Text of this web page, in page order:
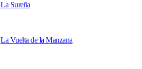
La Sureña
La Vuelta de la Manzana